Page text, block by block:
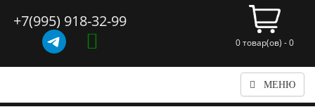
+7(995) 918-32-99
0 товар(ов) - 0
МЕНЮ